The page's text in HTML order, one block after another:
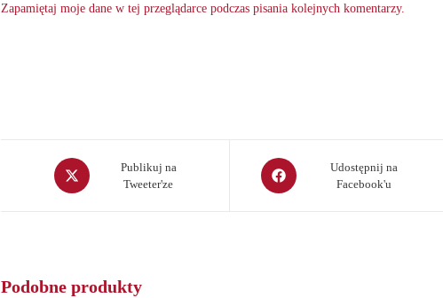
Zapamiętaj moje dane w tej przeglądarce podczas pisania kolejnych komentarzy.
Opens
in
Publikuj na
Tweeter'ze
Opens
in
Udostępnij na
Facebook'u
Podobne produkty